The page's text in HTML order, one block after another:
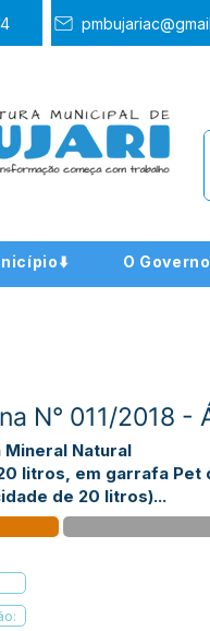
O
N° 011/2018 -
Natural
litros, em garrafa Pet
de 20 litros)...